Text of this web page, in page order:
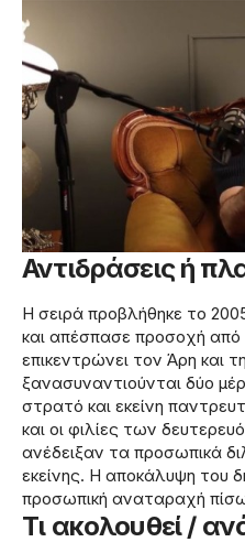
Αντιδράσεις ή
Η σειρά προβλήθηκε το
και απέσπασε προσοχή από
επικεντρώνει τον Άρη και
ξανασυναντιούνται δύο
στρατό και εκείνη
και οι φιλίες των
ανέδειξαν τα προσωπικά
εκείνης. Η αποκάλυψη του
προσωπική αναταραχή
Τι ακολουθεί /